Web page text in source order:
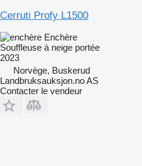
Cerruti Profy L1500
Enchère
Souffleuse à neige portée
2023
Norvège, Buskerud
Landbruksauksjon.no AS
Contacter le vendeur